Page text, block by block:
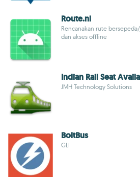
Route.nl
Rencanakan rute
dan akses offline
Indian Rail Seat
JMH Technology Solutions
BoltBus
GLI